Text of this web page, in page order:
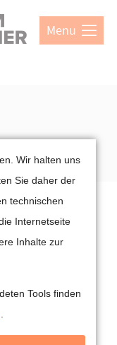
Menu
mbH
Wir halten uns
Sie daher der
technischen
Internetseite
Inhalte zur
Tools finden